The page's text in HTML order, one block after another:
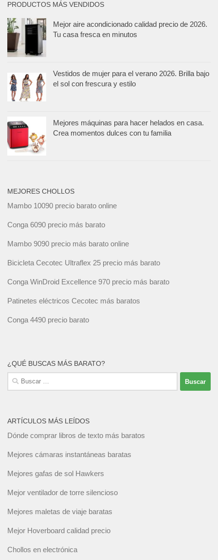
PRODUCTOS MÁS VENDIDOS
Mejor aire acondicionado calidad precio de 2026.
Tu casa fresca en minutos
Vestidos de mujer para el verano 2026. Brilla bajo
el sol con frescura y estilo
Mejores máquinas para hacer helados en casa.
Crea momentos dulces con tu familia
MEJORES CHOLLOS
Mambo 10090 precio barato online
Conga 6090 precio más barato
Mambo 9090 precio más barato online
Bicicleta Cecotec Ultraflex 25 precio más barato
Conga WinDroid Excellence 970 precio más barato
Patinetes eléctricos Cecotec más baratos
Conga 4490 precio barato
¿QUÉ BUSCAS MÁS BARATO?
Buscar:
ARTÍCULOS MÁS LEÍDOS
Dónde comprar libros de texto más baratos
Mejores cámaras instantáneas baratas
Mejores gafas de sol Hawkers
Mejor ventilador de torre silencioso
Mejores maletas de viaje baratas
Mejor Hoverboard calidad precio
Chollos en electrónica